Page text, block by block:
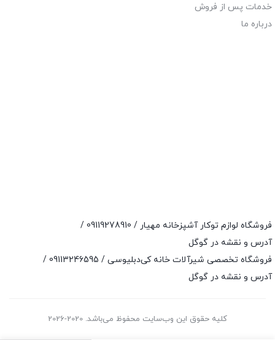
خدمات پس از فروش
درباره ما
فروشگاه لوازم توکار آشپزخانه مهیار / 09119278910
/
آدرس و نقشه در گوگل
فروشگاه تخصصی شیرآلات خانه کی‌دبلیوسی / 09113246595
/
آدرس و نقشه در گوگل
کلیه حقوق این وب‌سایت محفوظ می‌باشد. 2020-2026